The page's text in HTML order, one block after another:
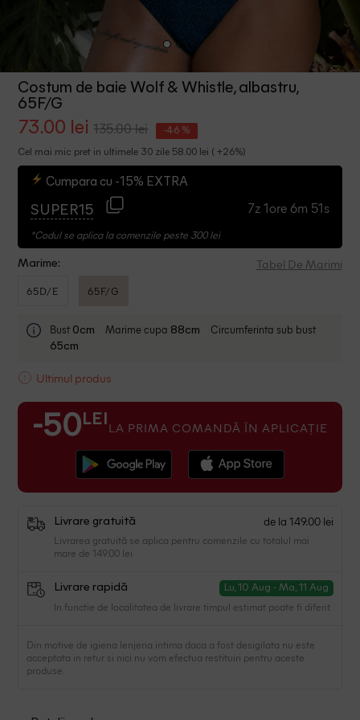
Costum de baie Wolf & Whistle, albastru,
65F/G
73.00 lei 135.00 lei -46 %
Cel mai mic pret in ultimele 30 zile 58.00 lei ( +26%)
Cumpara cu -15% EXTRA
SUPER15 7z 1ore 6m 51s
*Codul se aplica la comenzile peste 300 lei
Marime: Tabel De Marimi
65D/E 65F/G
Bust 0cm Marime cupa 88cm Circumferinta sub bust
65cm
Ultimul produs
-50 LEI LA PRIMA COMANDĂ ÎN APLICAȚIE
Livrare gratuită de la 149.00 lei
Livrarea gratuită se aplica pentru comenzile cu totalul mai
mare de 149.00 lei
Livrare rapidă Lu, 10 Aug - Ma, 11 Aug
In functie de localitatea de livrare timpul estimat poate fi diferit.
Din motive de igiena lenjeria intima daca a fost desigilata nu este
acceptata in retur si nici nu vom efectua restituiri pentru aceste
produse.